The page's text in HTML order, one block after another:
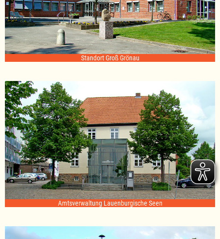
Standort Groß Grönau
Amtsverwaltung Lauenburgische Seen